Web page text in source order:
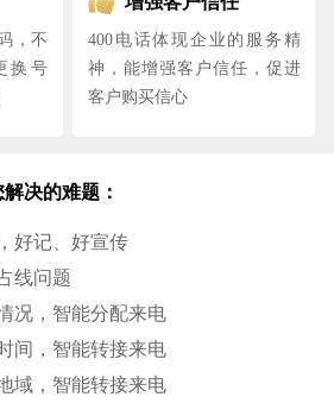
，不
换号
400电话体现企业的服务精
神，能增强客户信任，促进
客户购买信心
决的难题：
好记、好宣传
线问题
况，智能分配来电
间，智能转接来电
域，智能转接来电